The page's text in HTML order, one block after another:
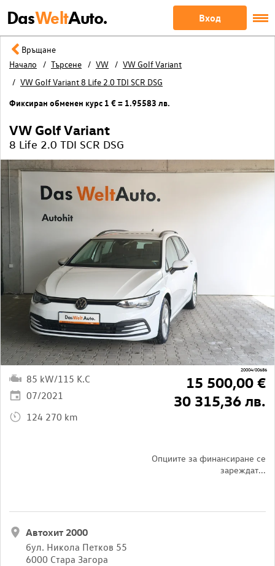
DasWeltAuto. Вход
Връщане
Начало
Търсене VW
VW Golf Variant
VW Golf Variant 8 Life 2.0 TDI SCR DSG
Фиксиран обменен курс 1 € = 1.95583 лв.
20004/00686
VW Golf Variant
8 Life 2.0 TDI SCR DSG
85 kW/115 K.C
07/2021
124 270 km
Опциите за финансиране се
зареждат...
15 500,00 €
30 315,36 лв.
Автохит 2000
бул. Никола Петков 55
6000 Стара Загора